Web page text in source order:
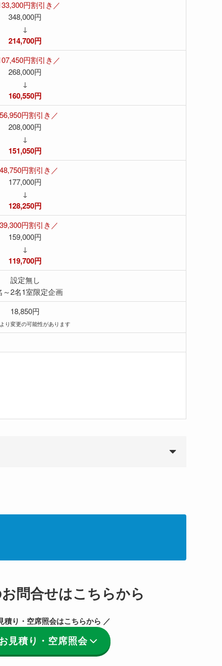
円割引き／
348,000円
↓
214,700円
円割引き／
268,000円
↓
160,550円
円割引き／
208,000円
↓
151,050円
円割引き／
177,000円
↓
128,250円
円割引き／
159,000円
↓
119,700円
設定無し
～2名1室限定企画
18,850円
り変更の可能性があります
問合せはこちらから
積り・空席照会はこちらから ／
見積り・空席照会